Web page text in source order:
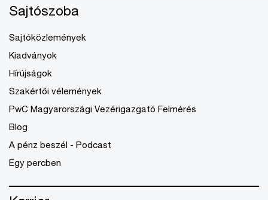
Sajtószoba
Sajtóközlemények
Kiadványok
Hírújságok
Szakértői vélemények
PwC Magyarországi Vezérigazgató Felmérés
Blog
A pénz beszél - Podcast
Egy percben